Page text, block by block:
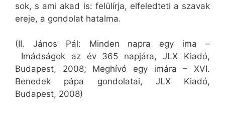
sok, s ami akad is: felülírja, elfeledteti a szavak
ereje, a gondolat hatalma.
(II. János Pál: Minden napra egy ima –
Imádságok az év 365 napjára, JLX Kiadó,
Budapest, 2008; Meghívó egy imára – XVI.
Benedek pápa gondolatai, JLX Kiadó,
Budapest, 2008)